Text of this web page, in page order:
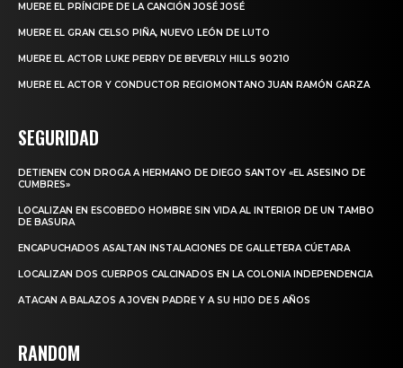
MUERE EL PRÍNCIPE DE LA CANCIÓN JOSÉ JOSÉ
MUERE EL GRAN CELSO PIÑA, NUEVO LEÓN DE LUTO
MUERE EL ACTOR LUKE PERRY DE BEVERLY HILLS 90210
MUERE EL ACTOR Y CONDUCTOR REGIOMONTANO JUAN RAMÓN GARZA
SEGURIDAD
DETIENEN CON DROGA A HERMANO DE DIEGO SANTOY «EL ASESINO DE
CUMBRES»
LOCALIZAN EN ESCOBEDO HOMBRE SIN VIDA AL INTERIOR DE UN TAMBO
DE BASURA
ENCAPUCHADOS ASALTAN INSTALACIONES DE GALLETERA CÚETARA
LOCALIZAN DOS CUERPOS CALCINADOS EN LA COLONIA INDEPENDENCIA
ATACAN A BALAZOS A JOVEN PADRE Y A SU HIJO DE 5 AÑOS
RANDOM